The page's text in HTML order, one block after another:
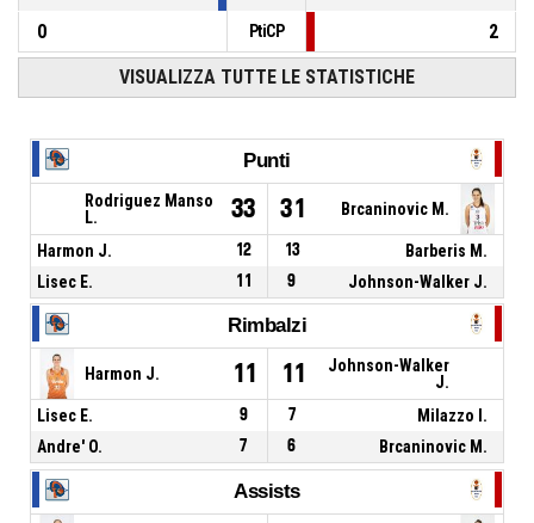
0
PtiCP 2
VISUALIZZA TUTTE LE STATISTICHE
Punti
Rodriguez Manso
L.
33 31 Brcaninovic M.
Harmon J. 12 13
Barberis M.
Lisec E.
11 9 Johnson-Walker J.
Rimbalzi
Harmon J. 11 11
Johnson-Walker
J.
Lisec E.
9 7
Milazzo I.
Andre' O.
7 6 Brcaninovic M.
Assists